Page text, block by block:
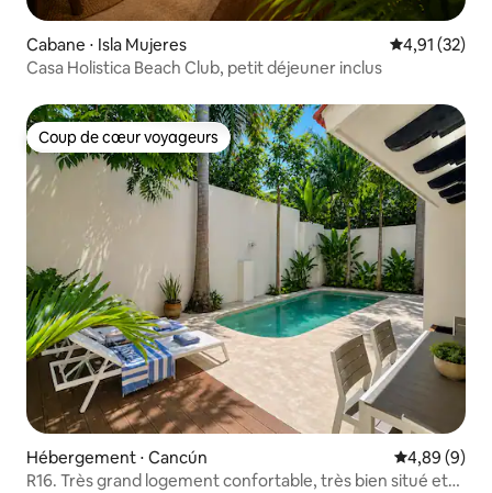
Cabane ⋅ Isla Mujeres Évaluation
4,91 (32)
Casa Holistica Beach Club, petit déjeuner inclus
Coup de cœur voyageurs
Coup de cœur voyageurs
Hébergement ⋅ Cancún Évaluation
4,89 (9)
R16. Très grand logement confortable, très bien situé et